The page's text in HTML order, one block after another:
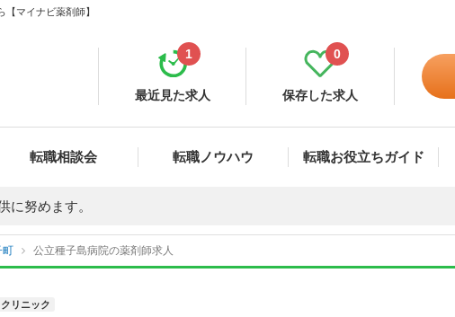
マイナビ薬剤師】
最近見た求人
1
保存した求人
0
転職相談会 転職ノウハウ 転職お役立ちガイド
に努めます。
町 公立種子島病院の薬剤師求人
リニック